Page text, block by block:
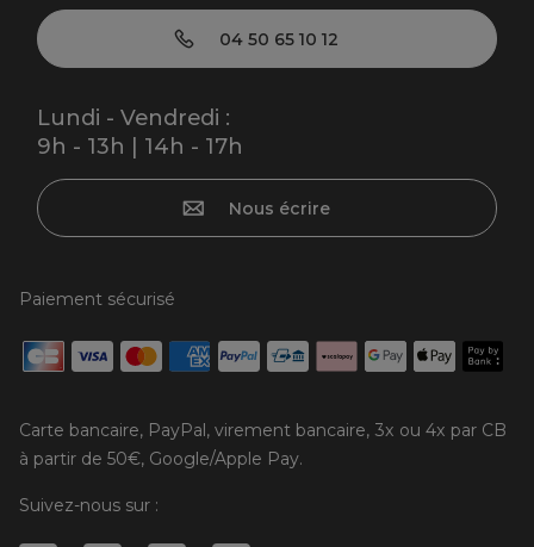
04 50 65 10 12
Lundi - Vendredi :
9h - 13h | 14h - 17h
Nous écrire
Paiement sécurisé
Carte bancaire, PayPal, virement bancaire, 3x ou 4x par CB
à partir de 50€, Google/Apple Pay.
Suivez-nous sur :